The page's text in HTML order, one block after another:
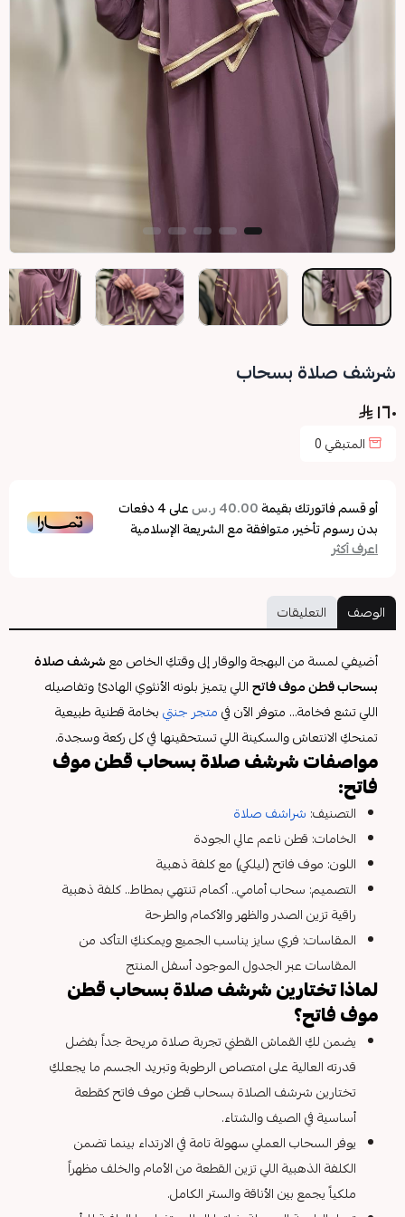
شرشف صلاة بسحاب
١٦٠
المتبقي0
أو قسم فاتورتك بقيمة40.00 ر.س على4دفعات
بدون رسوم تأخير، متوافقة مع الشريعة الإسلامية
اعرف أكثر
الوصف التعليقات
أضيفي لمسة من البهجة والوقار إلى وقتكِ الخاص معشرشف صلاة
بسحاب قطن موف فاتحاللي يتميز بلونه الأنثوي الهادئ وتفاصيله
اللي تشع فخامة... متوفر الآن فيمتجر جنتيبخامة قطنية طبيعية
تمنحكِ الانتعاش والسكينة اللي تستحقينها في كل ركعة وسجدة.
مواصفات شرشف صلاة بسحاب قطن موف
فاتح:
التصنيف: شراشف صلاة
الخامات: قطن ناعم عالي الجودة
اللون: موف فاتح (ليلكي) مع كلفة ذهبية
التصميم: سحاب أمامي.. أكمام تنتهي بمطاط.. كلفة ذهبية
راقية تزين الصدر والظهر والأكمام والطرحة
المقاسات: فري سايز يناسب الجميع ويمكنكِ التأكد من
المقاسات عبر الجدول الموجود أسفل المنتج
لماذا تختارين شرشف صلاة بسحاب قطن
موف فاتح؟
يضمن لكِ القماش القطني تجربة صلاة مريحة جداً بفضل
قدرته العالية على امتصاص الرطوبة وتبريد الجسم ما يجعلكِ
تختارين شرشف الصلاة بسحاب قطن موف فاتح كقطعة
أساسية في الصيف والشتاء.
يوفر السحاب العملي سهولة تامة في الارتداء بينما تضمن
الكلفة الذهبية اللي تزين القطعة من الأمام والخلف مظهراً
ملكياً يجمع بين الأناقة والستر الكامل.